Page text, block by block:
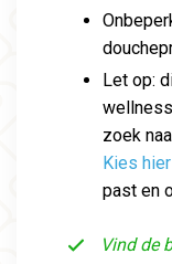
Let op:
zoek
Kies hier
past en
Vind de